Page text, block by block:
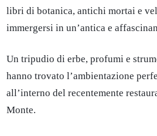
libri di botanica, antichi mortai e
immergersi in un’antica e
Un tripudio di erbe, profumi e
hanno trovato l’ambientazione
all’interno del recentemente
Monte.